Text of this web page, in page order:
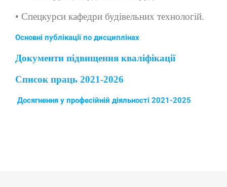
• Спецкурси кафедри будівельних технологій.
Основні публікації по дисциплінах
Документи підвищення кваліфікації
Список праць 2021-2026
Досягнення у професійній діяльності 2021-2025